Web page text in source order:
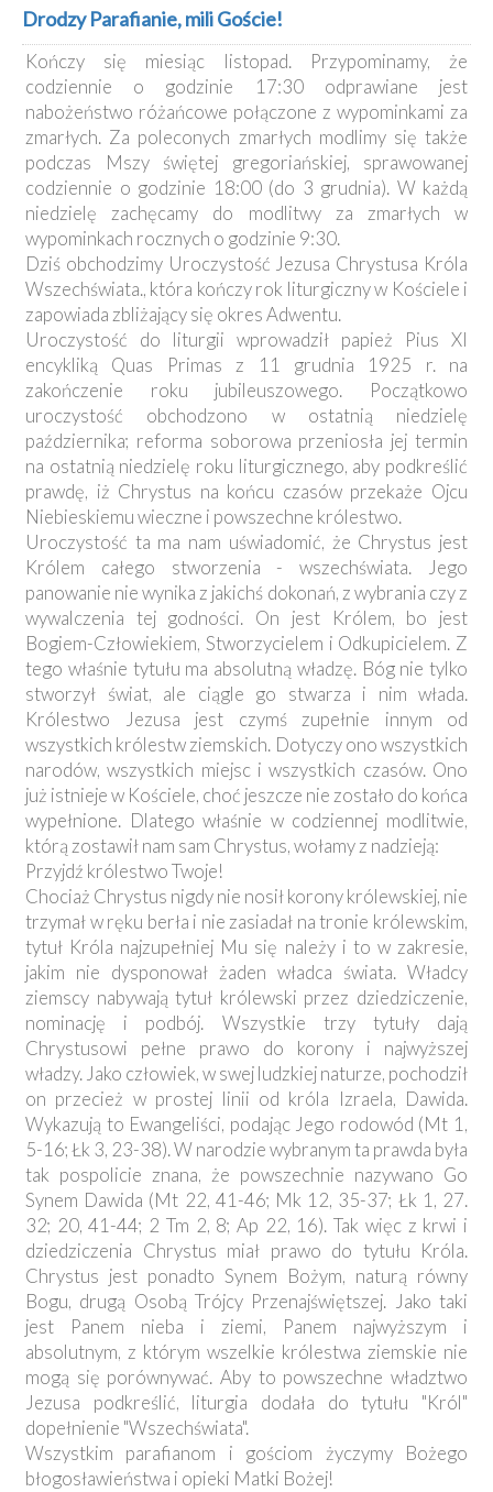
Kancelaria
Galeria
Nowy
Staw
Kapituła
Kolegiacka
Duszpasterze
Polecane
strony
Ochrona
Małoletnich
Drodzy Parafianie, mili Goście!
Kończy się miesiąc listopad. Przypominamy, że
codziennie o godzinie 17:30 odprawiane jest
nabożeństwo różańcowe połączone z wypominkami za
zmarłych. Za poleconych zmarłych modlimy się także
podczas Mszy świętej gregoriańskiej, sprawowanej
codziennie o godzinie 18:00 (do 3 grudnia). W każdą
niedzielę zachęcamy do modlitwy za zmarłych w
wypominkach rocznych o godzinie 9:30.
Dziś obchodzimy Uroczystość Jezusa Chrystusa Króla
Wszechświata., która kończy rok liturgiczny w Kościele i
zapowiada zbliżający się okres Adwentu.
Uroczystość do liturgii wprowadził papież Pius XI
encykliką Quas Primas z 11 grudnia 1925 r. na
zakończenie roku jubileuszowego. Początkowo
uroczystość obchodzono w ostatnią niedzielę
października; reforma soborowa przeniosła jej termin
na ostatnią niedzielę roku liturgicznego, aby podkreślić
prawdę, iż Chrystus na końcu czasów przekaże Ojcu
Niebieskiemu wieczne i powszechne królestwo.
Uroczystość ta ma nam uświadomić, że Chrystus jest
Królem całego stworzenia - wszechświata. Jego
panowanie nie wynika z jakichś dokonań, z wybrania czy z
wywalczenia tej godności. On jest Królem, bo jest
Bogiem-Człowiekiem, Stworzycielem i Odkupicielem. Z
tego właśnie tytułu ma absolutną władzę. Bóg nie tylko
stworzył świat, ale ciągle go stwarza i nim włada.
Królestwo Jezusa jest czymś zupełnie innym od
wszystkich królestw ziemskich. Dotyczy ono wszystkich
narodów, wszystkich miejsc i wszystkich czasów. Ono
już istnieje w Kościele, choć jeszcze nie zostało do końca
wypełnione. Dlatego właśnie w codziennej modlitwie,
którą zostawił nam sam Chrystus, wołamy z nadzieją:
Przyjdź królestwo Twoje!
Chociaż Chrystus nigdy nie nosił korony królewskiej, nie
trzymał w ręku berła i nie zasiadał na tronie królewskim,
tytuł Króla najzupełniej Mu się należy i to w zakresie,
jakim nie dysponował żaden władca świata. Władcy
ziemscy nabywają tytuł królewski przez dziedziczenie,
nominację i podbój. Wszystkie trzy tytuły dają
Chrystusowi pełne prawo do korony i najwyższej
władzy. Jako człowiek, w swej ludzkiej naturze, pochodził
on przecież w prostej linii od króla Izraela, Dawida.
Wykazują to Ewangeliści, podając Jego rodowód (Mt 1,
5-16; Łk 3, 23-38). W narodzie wybranym ta prawda była
tak pospolicie znana, że powszechnie nazywano Go
Synem Dawida (Mt 22, 41-46; Mk 12, 35-37; Łk 1, 27.
32; 20, 41-44; 2 Tm 2, 8; Ap 22, 16). Tak więc z krwi i
dziedziczenia Chrystus miał prawo do tytułu Króla.
Chrystus jest ponadto Synem Bożym, naturą równy
Bogu, drugą Osobą Trójcy Przenajświętszej. Jako taki
jest Panem nieba i ziemi, Panem najwyższym i
absolutnym, z którym wszelkie królestwa ziemskie nie
mogą się porównywać. Aby to powszechne władztwo
Jezusa podkreślić, liturgia dodała do tytułu "Król"
dopełnienie "Wszechświata".
Wszystkim parafianom i gościom życzymy Bożego
błogosławieństwa i opieki Matki Bożej!